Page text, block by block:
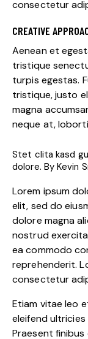
consectetur
CREATIVE
Aenean et
tristique
turpis egestas.
tristique, justo
magna
neque at,
Stet clita kasd
dolore. By Kevin
Lorem ipsum
elit, sed do
dolore magna
nostrud
ea commodo
reprehenderit.
consectetur
Etiam vitae leo
eleifend
Praesent finibus